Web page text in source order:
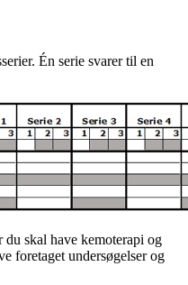
Én serie svarer til en
skal have kemoterapi og
foretaget undersøgelser og